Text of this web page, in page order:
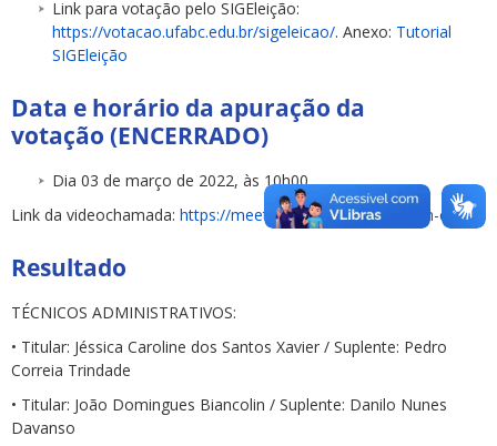
Link para votação pelo SIGEleição:
https://votacao.ufabc.edu.br/sigeleicao/. Anexo: Tutorial
SIGEleição
Data e horário da apuração da
votação (ENCERRADO)
Dia 03 de março de 2022, às 10h00
Link da videochamada: https://meet.google.com/qvx-udmh-cjx
Resultado
TÉCNICOS ADMINISTRATIVOS:
• Titular: Jéssica Caroline dos Santos Xavier / Suplente: Pedro
Correia Trindade
• Titular: João Domingues Biancolin / Suplente: Danilo Nunes
Davanso